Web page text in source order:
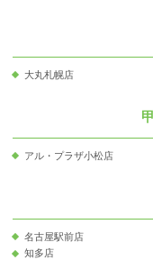
大丸札幌店
アル・プラザ小松店
名古屋駅前店
知多店